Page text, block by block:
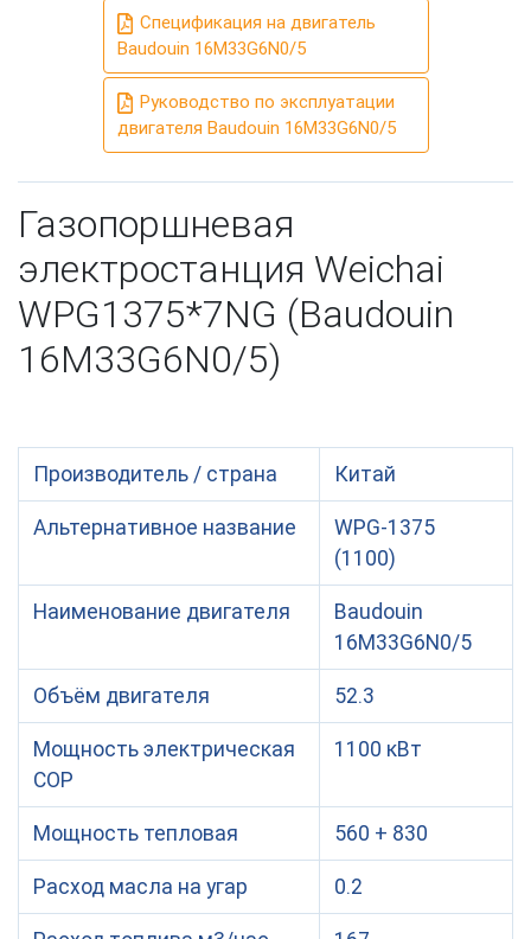
Газопоршневая
электростанция Weichai
WPG1375*7NG (Baudouin
Производитель / страна
Китай
Альтернативное название
WPG-1375
(1100)
Наименование двигателя
Baudouin
16M33G6N0/5
Объём двигателя
52.3
Мощность электрическая
COP
1100 кВт
Мощность тепловая
560 + 830
Weichai WPG1375*7NG
Baudouin 16M33G6N0/5